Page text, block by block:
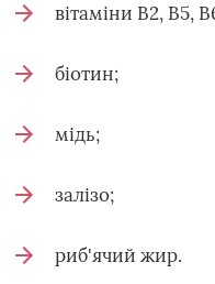
вітаміни B2, B5,
біотин;
мідь;
залізо;
риб'ячий жир.